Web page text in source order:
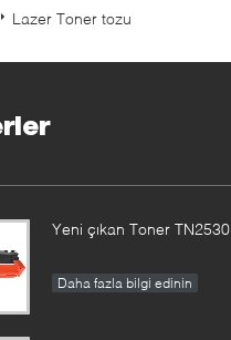
Lazer Toner tozu
Yeni çıkan Toner TN2530
Daha fazla bilgi edinin